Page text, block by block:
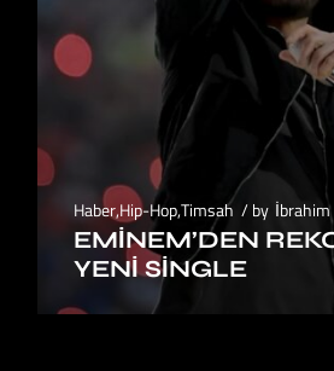
Haber,Hip-Hop,Timsah by İbrahim
EMINEM’DEN
YENI SINGLE